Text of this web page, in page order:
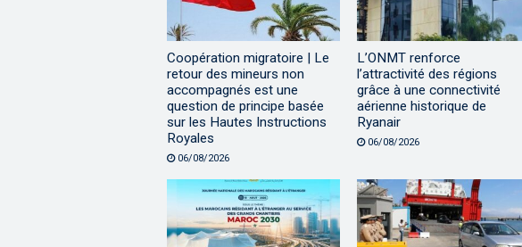
Coopération migratoire | Le
retour des mineurs non
accompagnés est une
question de principe basée
sur les Hautes Instructions
Royales
06/08/2026
L’ONMT renforce
l’attractivité des régions
grâce à une connectivité
aérienne historique de
Ryanair
06/08/2026